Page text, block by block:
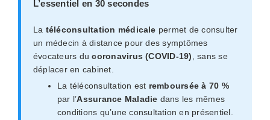
L’essentiel en 30 secondes
La téléconsultation médicale permet de consulter
un médecin à distance pour des symptômes
évocateurs ducoronavirus (COVID-19)
, sans se
déplacer en cabinet.
La téléconsultation est remboursée à 70 %
par l’Assurance Maladie dans les mêmes
conditions qu’une consultation en présentiel.